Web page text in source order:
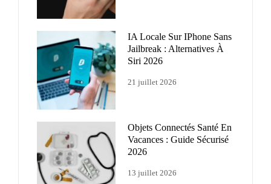
IA Locale Sur IPhone Sans
Jailbreak : Alternatives À
Siri 2026
21 juillet 2026
Objets Connectés Santé En
Vacances : Guide Sécurisé
2026
13 juillet 2026